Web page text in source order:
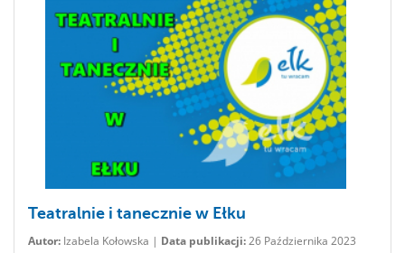
Teatralnie i tanecznie w Ełku
Autor: Izabela Kołowska | Data publikacji:26 Października 2023